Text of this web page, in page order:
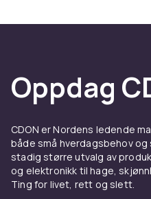
konkurransedyktige
kundeanmeldelser for
har et stort sortiment
LEGO, Barbie og
konkurransedyktige
og enkel retur.
Sammenlign produkter
Oppdag
CDON er Nordens ledende
både små hverdagsbehov
stadig større utvalg av
og elektronikk til hage,
Ting for livet, rett og slett.